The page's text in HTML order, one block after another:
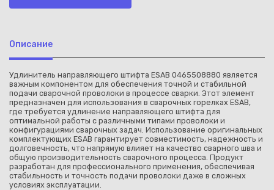
Описание
Удлинитель направляющего штифта ESAB 0465508880 является
важным компонентом для обеспечения точной и стабильной
подачи сварочной проволоки в процессе сварки. Этот элемент
предназначен для использования в сварочных горелках ESAB,
где требуется удлинение направляющего штифта для
оптимальной работы с различными типами проволоки и
конфигурациями сварочных задач. Использование оригинальных
комплектующих ESAB гарантирует совместимость, надежность и
долговечность, что напрямую влияет на качество сварного шва и
общую производительность сварочного процесса. Продукт
разработан для профессионального применения, обеспечивая
стабильность и точность подачи проволоки даже в сложных
условиях эксплуатации.